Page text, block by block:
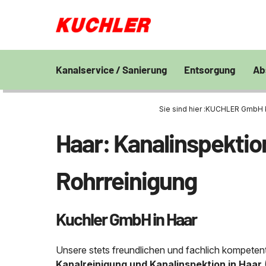
Kanalservice / Sanierung
Kanalsanierung Großprofilsanierung
Grubenentleerung
24h Notdienst
Umpumpen
Entsorgung
Entsorgung und
von Bohrschlamm
Saugwagen
Unternehmen
Stellenangebote
Kontakt
Sie sind hier :KUCHLER
Haar:
Rohrreinigung
Kuchler GmbH in Haar
Unsere stets freundlichen und fachlich